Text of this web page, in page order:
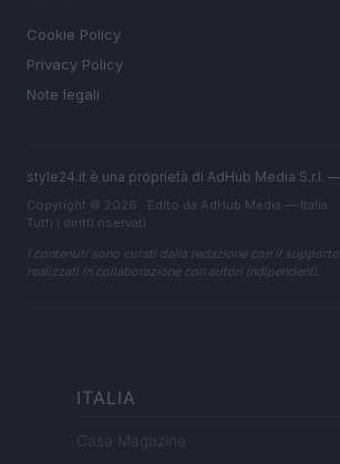
Cookie Policy
Privacy Policy
Note legali
style24.it è una proprietà di AdHub Media S.r.l.
Copyright © 2026 · Edito da AdHub Media — Italia
Tutti i diritti riservati
I contenuti sono curati dalla redazione con il
realizzati in collaborazione con autori indipendenti.
ITALIA
Casa Magazine